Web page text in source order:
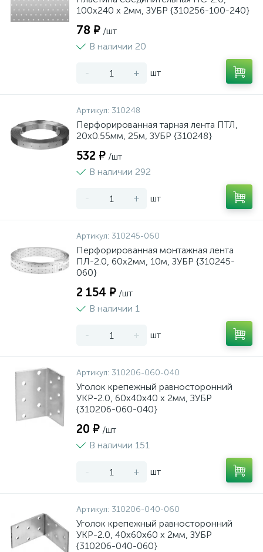
100х240 х 2мм, ЗУБР {310256-100-240}
78 ₽ /шт
В наличии 20
- + шт
Артикул: 310248
Перфорированная тарная лента ПТЛ,
20х0.55мм, 25м, ЗУБР {310248}
532 ₽ /шт
В наличии 292
- + шт
Артикул: 310245-060
Перфорированная монтажная лента
ПЛ-2.0, 60х2мм, 10м, ЗУБР {310245-
060}
2 154 ₽ /шт
В наличии 1
- + шт
Артикул: 310206-060-040
Уголок крепежный равносторонний
УКР-2.0, 60х40х40 х 2мм, ЗУБР
{310206-060-040}
20 ₽ /шт
В наличии 151
- + шт
Артикул: 310206-040-060
Уголок крепежный равносторонний
УКР-2.0, 40х60х60 х 2мм, ЗУБР
{310206-040-060}